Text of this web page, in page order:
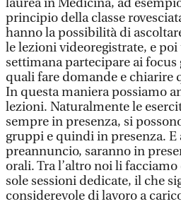
laurea in Medicina, ad
principio della classe
hanno la possibilità di
le lezioni videoregistrate, e
settimana partecipare ai
quali fare domande e chiarire
In questa maniera possiamo
lezioni. Naturalmente le
sempre in presenza, si
gruppi e quindi in presenza. E
preannuncio, saranno in
orali. Tra l’altro noi li
sole sessioni dedicate, il che
considerevole di lavoro a